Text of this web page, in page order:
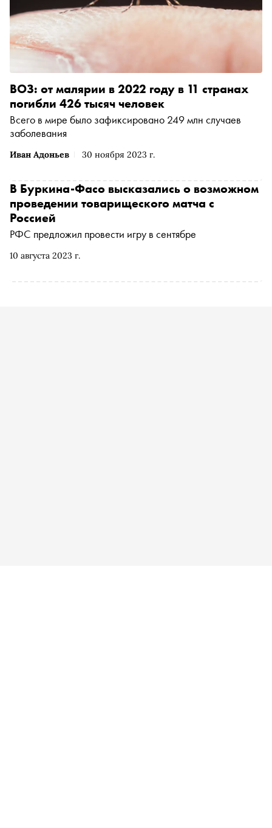
Иван Адоньев 30 ноября 2023 г.
ВОЗ: от малярии в 2022 году в 11 странах
погибли 426 тысяч человек
Всего в мире было зафиксировано 249 млн случаев
заболевания
10 августа 2023 г.
В Буркина-Фасо высказались о возможном
проведении товарищеского матча с
Россией
РФС предложил провести игру в сентябре